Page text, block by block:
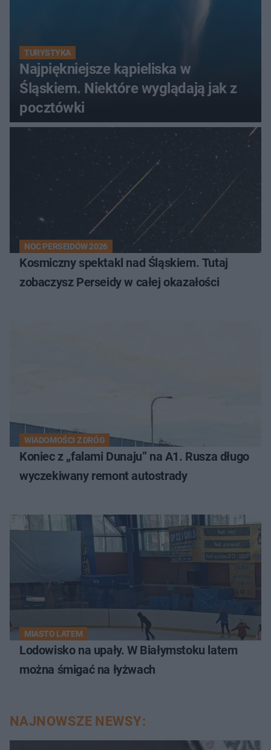
TURYSTYKA
Najpiękniejsze kąpieliska w
Śląskiem. Niektóre wyglądają jak z
pocztówki
NOC PERSEIDÓW 2026
Kosmiczny spektakl nad Śląskiem. Tutaj
zobaczysz Perseidy w całej okazałości
WIADOMOŚCI Z DRÓG
Koniec z „falami Dunaju” na A1. Rusza długo
wyczekiwany remont autostrady
MIASTO LATEM
Lodowisko na upały. W Białymstoku latem
można śmigać na łyżwach
NAJNOWSZE NEWSY: